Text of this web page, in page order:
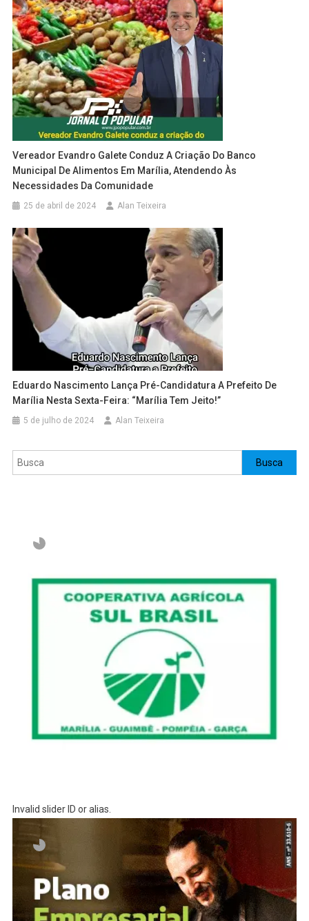
Vereador Evandro Galete Conduz A Criação Do Banco
Municipal De Alimentos Em Marília, Atendendo Às
Necessidades Da Comunidade
25 de abril de 2024 Alan Teixeira
Eduardo Nascimento Lança Pré-Candidatura A Prefeito De
Marília Nesta Sexta-Feira: “Marília Tem Jeito!”
5 de julho de 2024 Alan Teixeira
Pesquisar Busca
Invalid slider ID or alias.